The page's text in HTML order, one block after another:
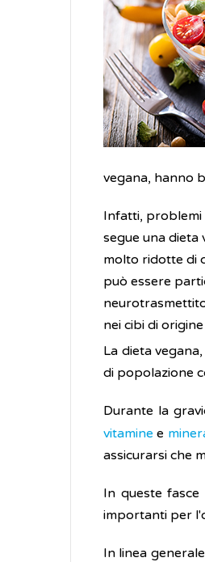
vegana, hanno
Infatti, problemi
segue una dieta
molto ridotte di
può essere
nei cibi di
La dieta
di popolazione
Durante la
vitaminee
assicurarsi che
In queste
importanti per
In linea